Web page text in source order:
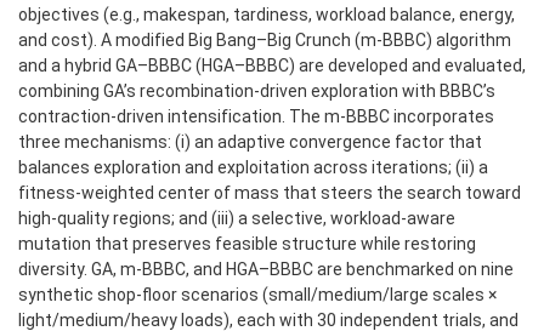
objectives (e.g., makespan, tardiness, workload balance, energy,
and cost). A modified Big Bang–Big Crunch (m-BBBC) algorithm
and a hybrid GA–BBBC (HGA–BBBC) are developed and evaluated,
combining GA’s recombination-driven exploration with BBBC’s
contraction-driven intensification. The m-BBBC incorporates
three mechanisms: (i) an adaptive convergence factor that
balances exploration and exploitation across iterations; (ii) a
fitness-weighted center of mass that steers the search toward
high-quality regions; and (iii) a selective, workload-aware
mutation that preserves feasible structure while restoring
diversity. GA, m-BBBC, and HGA–BBBC are benchmarked on nine
synthetic shop-floor scenarios (small/medium/large scales ×
light/medium/heavy loads), each with 30 independent trials, and